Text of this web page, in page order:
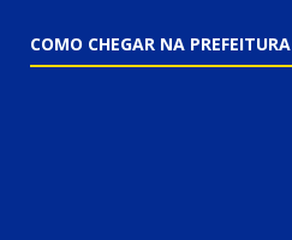
COMO CHEGAR NA PREFEITURA